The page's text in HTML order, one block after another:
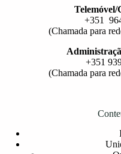
Telemóvel/
+351
(Chamada para
+351
(Chamada para